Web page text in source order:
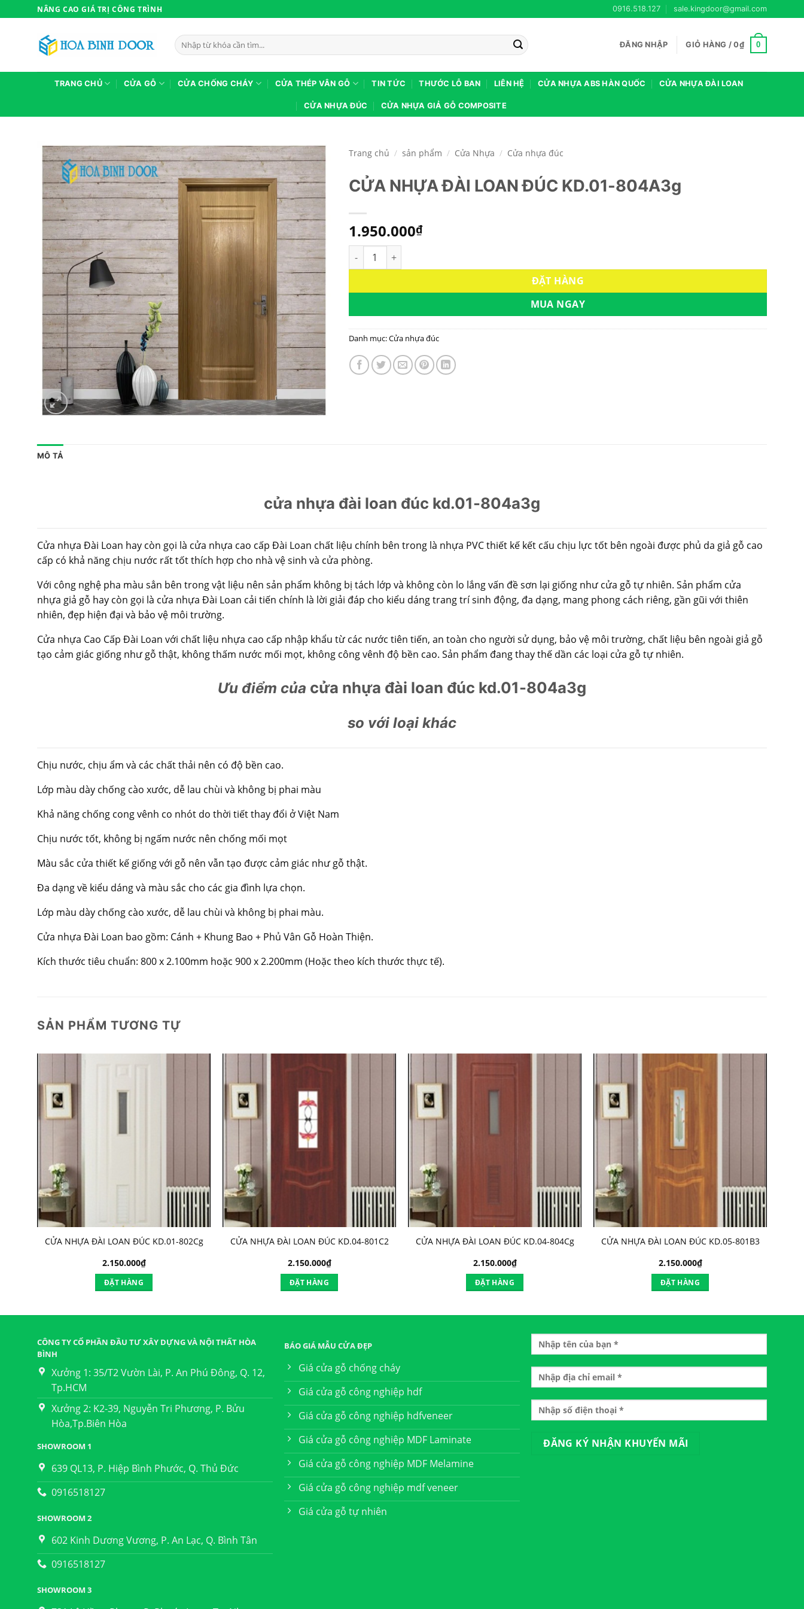
qua
NÂNG CAO GIÁ TRỊ CÔNG TRÌNH 0916.518.127 sale.kingdoor@gmail.com
Tìm
kiếm:
ĐĂNG NHẬP GIỎ HÀNG /0₫ 0
TRANG CHỦ CỬA GỖ CỬA CHỐNG CHÁY CỬA THÉP VÂN GỖ TIN TỨC THƯỚC LỖ BAN LIÊN HỆ CỬA NHỰA ABS HÀN QUỐC CỬA NHỰA ĐÀI LOAN
CỬA NHỰA ĐÚC CỬA NHỰA GIẢ GỖ COMPOSITE
Trang chủ / sản phẩm / Cửa Nhựa / Cửa nhựa đúc
CỬA NHỰA ĐÀI LOAN ĐÚC KD.01-804A3g
1.950.000₫
CỬA NHỰA ĐÀI LOAN ĐÚC KD.01-804A3g số lượng
ĐẶT HÀNG
MUA NGAY
Danh mục:Cửa nhựa đúc
MÔ TẢ
cửa nhựa đài loan đúc kd.01-804a3g
Cửa nhựa Đài Loan hay còn gọi là cửa nhựa cao cấp Đài Loan chất liệu chính bên trong là nhựa PVC thiết kế kết cấu chịu lực tốt bên ngoài được phủ da giả gỗ cao
cấp có khả năng chịu nước rất tốt thích hợp cho nhà vệ sinh và cửa phòng.
Với công nghệ pha màu sẳn bên trong vật liệu nên sản phẩm không bị tách lớp và không còn lo lắng vấn đề sơn lại giống như cửa gỗ tự nhiên. Sản phẩm cửa
nhựa giả gỗ hay còn gọi là cửa nhựa Đài Loan cải tiến chính là lời giải đáp cho kiểu dáng trang trí sinh động, đa dạng, mang phong cách riêng, gần gũi với thiên
nhiên, đẹp hiện đại và bảo vệ môi trường.
Cửa nhựa Cao Cấp Đài Loan với chất liệu nhựa cao cấp nhập khẩu từ các nước tiên tiến, an toàn cho người sử dụng, bảo vệ môi trường, chất liệu bên ngoài giả gỗ
tạo cảm giác giống như gỗ thật, không thấm nước mối mọt, không công vênh độ bền cao. Sản phẩm đang thay thế dần các loại cửa gỗ tự nhiên.
Ưu điểm của cửa nhựa đài loan đúc kd.01-804a3g
so với loại khác
Chịu nước, chịu ẩm và các chất thải nên có độ bền cao.
Lớp màu dày chống cào xước, dễ lau chùi và không bị phai màu
Khả năng chống cong vênh co nhót do thời tiết thay đổi ở Việt Nam
Chịu nước tốt, không bị ngấm nước nên chống mối mọt
Màu sắc cửa thiết kế giống với gỗ nên vẫn tạo được cảm giác như gỗ thật.
Đa dạng về kiểu dáng và màu sắc cho các gia đình lựa chọn.
Lớp màu dày chống cào xước, dễ lau chùi và không bị phai màu.
Cửa nhựa Đài Loan bao gồm: Cánh + Khung Bao + Phủ Vân Gỗ Hoàn Thiện.
Kích thước tiêu chuẩn: 800 x 2.100mm hoặc 900 x 2.200mm (Hoặc theo kích thước thực tế).
SẢN PHẨM TƯƠNG TỰ
CỬA NHỰA ĐÀI LOAN ĐÚC KD.01-802Cg
2.150.000₫
ĐẶT HÀNG
CỬA NHỰA ĐÀI LOAN ĐÚC KD.04-801C2
2.150.000₫
ĐẶT HÀNG
CỬA NHỰA ĐÀI LOAN ĐÚC KD.04-804Cg
2.150.000₫
ĐẶT HÀNG
CỬA NHỰA ĐÀI LOAN ĐÚC KD.05-801B3
2.150.000₫
ĐẶT HÀNG
CÔNG TY CỔ PHẦN ĐẦU TƯ XÂY DỰNG VÀ NỘI THẤT HÒA
BÌNH
Xưởng 1: 35/T2 Vườn Lài, P. An Phú Đông, Q. 12,
Tp.HCM
Xưởng 2: K2-39, Nguyễn Tri Phương, P. Bửu
Hòa,Tp.Biên Hòa
SHOWROOM 1
639 QL13, P. Hiệp Bình Phước, Q. Thủ Đức
0916518127
SHOWROOM 2
602 Kinh Dương Vương, P. An Lạc, Q. Bình Tân
0916518127
SHOWROOM 3
BÁO GIÁ MẪU CỬA ĐẸP
Giá cửa gỗ chống cháy
Giá cửa gỗ công nghiệp hdf
Giá cửa gỗ công nghiệp hdfveneer
Giá cửa gỗ công nghiệp MDF Laminate
Giá cửa gỗ công nghiệp MDF Melamine
Giá cửa gỗ công nghiệp mdf veneer
Giá cửa gỗ tự nhiên